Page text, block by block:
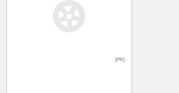
[PR]